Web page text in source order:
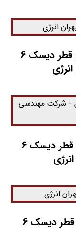
گل میخ سفید طول 15 سانت و قطر دیسک 6
گل میخ سفید طول 19 سانت و قطر دیسک 6
گل میخ سفید طول 7 سانت و قطر دیسک 6